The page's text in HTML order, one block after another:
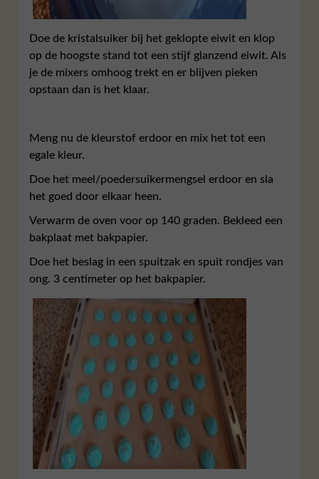
Doe de kristalsuiker bij het geklopte eiwit en klop
op de hoogste stand tot een stijf glanzend eiwit. Als
je de mixers omhoog trekt en er blijven pieken
opstaan dan is het klaar.
Meng nu de kleurstof erdoor en mix het tot een
egale kleur.
Doe het meel/poedersuikermengsel erdoor en sla
het goed door elkaar heen.
Verwarm de oven voor op 140 graden. Bekleed een
bakplaat met bakpapier.
Doe het beslag in een spuitzak en spuit rondjes van
ong. 3 centimeter op het bakpapier.